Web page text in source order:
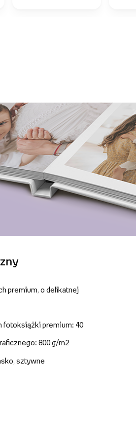
premium, o delikatnej
fotoksiążki premium: 40
800 g/m2
sztywne